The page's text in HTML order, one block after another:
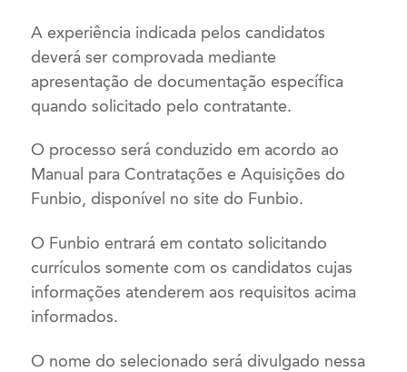
A experiência indicada pelos candidatos
deverá ser comprovada mediante
apresentação de documentação específica
quando solicitado pelo contratante.
O processo será conduzido em acordo ao
Manual para Contratações e Aquisições do
Funbio, disponível no site do Funbio.
O Funbio entrará em contato solicitando
currículos somente com os candidatos cujas
informações atenderem aos requisitos acima
informados.
O nome do selecionado será divulgado nessa